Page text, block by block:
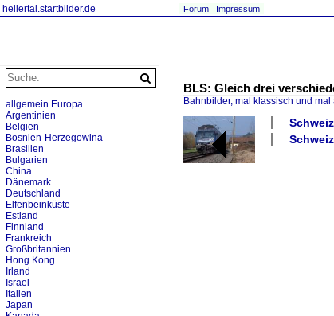
hellertal.startbilder.de Forum Impressum
BLS: Gleich drei
Bahnbilder, mal klassisch und
allgemein Europa
Argentinien
Belgien
Bosnien-Herzegowina
Brasilien
Bulgarien
China
Dänemark
Deutschland
Elfenbeinküste
Estland
Finnland
Frankreich
Großbritannien
Hong Kong
Irland
Israel
Italien
Japan